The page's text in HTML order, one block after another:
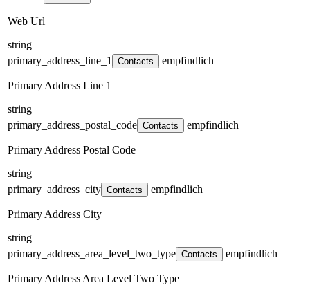
Web Url
string
primary_address_line_1
Contacts empfindlich
Primary Address Line 1
string
primary_address_postal_code Contacts empfindlich
Primary Address Postal Code
string
primary_address_city Contacts empfindlich
Primary Address City
string
primary_address_area_level_two_type Contacts empfindlich
Primary Address Area Level Two Type